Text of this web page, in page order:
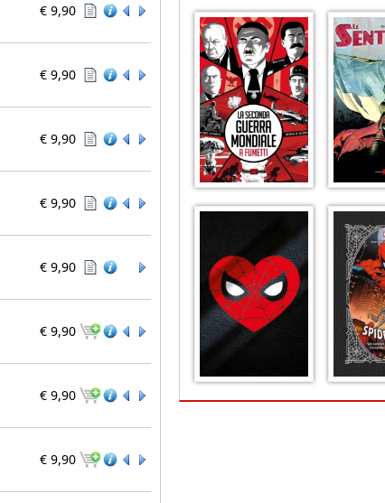
€ 9,90
€ 9,90
€ 9,90
€ 9,90
€ 9,90
€ 9,90
€ 9,90
€ 9,90